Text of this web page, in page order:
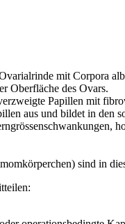
mit Corpora
Oberfläche des Ovars.
Papillen mit
aus und bildet in den
sind in